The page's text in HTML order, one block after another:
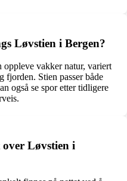
Løvstien i Bergen?
vakker natur, variert
fjorden. Stien passer både
også se spor etter tidligere
Løvstien i